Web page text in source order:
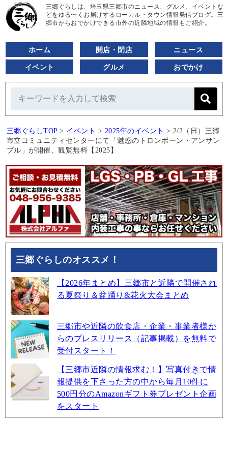
三郷ぐらしは、埼玉県三郷市のニュース、グルメ、イベントな
どをゆる〜くお届けするローカル・タウン情報発信ブログ。三
郷市からおでかけできる市外の近隣地域の情報もご紹介。
ホーム 開店・閉店 ニュース
イベント グルメ おでかけ
三郷ぐらしTOP > イベント > 2025年のイベント > 2/2（日）三郷
市立コミュニティセンターにて「魅惑のトロンボーン・アンサン
ブル」が開催、観覧無料【2025】
三郷ぐらしのオススメ！
【2026年まとめ】三郷市と近隣で開催され
る夏祭り＆盆踊り&花火大会まとめ
三郷市や近隣の飲食店・企業・事業者様か
らのプレスリリース（記事掲載）を無料で
受付スタート！
【三郷市近隣の情報求む！】写真付きで情
報提供を下さった方の中から毎月10件に
500円分のAmazonギフト券プレゼント企画
をスタート